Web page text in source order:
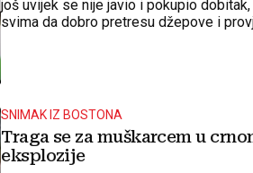
još uvijek se nije javio i pokupio
svima da dobro pretresu džepove i
SNIMAK IZ BOSTONA
Traga se za muškarcem u
eksplozije